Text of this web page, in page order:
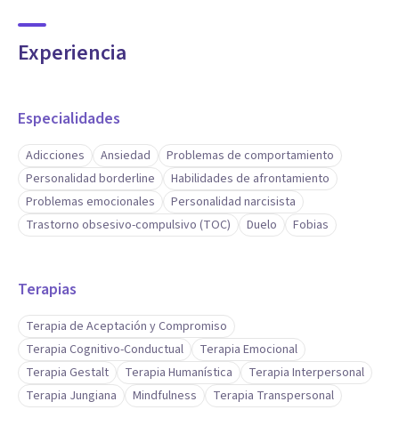
Experiencia
Especialidades
Adicciones Ansiedad
Problemas de comportamiento
Personalidad borderline
Habilidades de afrontamiento
Problemas emocionales
Personalidad narcisista
Trastorno obsesivo-compulsivo (TOC)
Duelo Fobias
Terapias
Terapia de Aceptación y Compromiso
Terapia Cognitivo-Conductual
Terapia Emocional
Terapia Gestalt
Terapia Humanística
Terapia Interpersonal
Terapia Jungiana
Mindfulness Terapia Transpersonal